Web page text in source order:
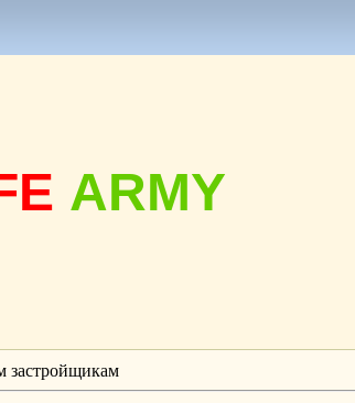
ARMY
застройщикам